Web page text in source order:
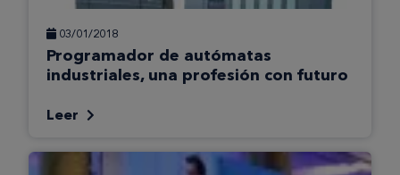
03/01/2018
Programador de autómatas
industriales, una profesión con futuro
Leer